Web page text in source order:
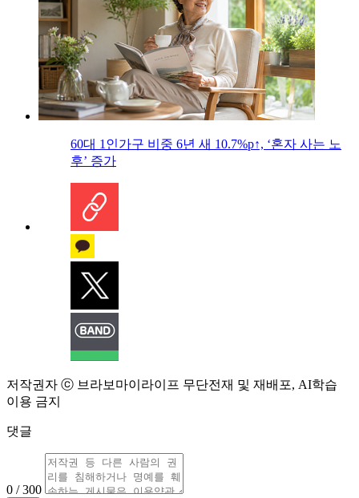
60대 1인가구 비중 6년 새 10.7%p↑, ‘혼자 사는 노
후’ 증가
저작권자 ⓒ 브라보마이라이프 무단전재 및 재배포, AI학습
이용 금지
댓글
0 / 300